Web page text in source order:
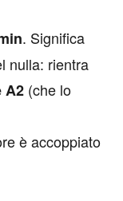
. Significa
nulla: rientra
A2 (che lo
è accoppiato